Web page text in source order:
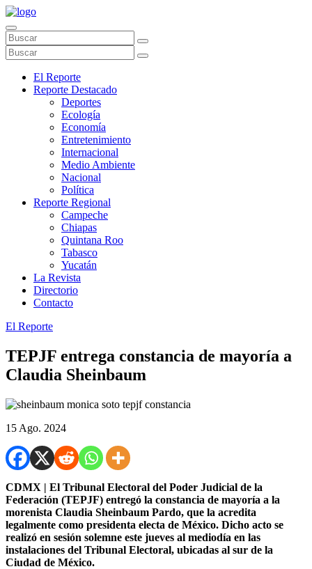
El Reporte
Reporte Destacado
Deportes
Ecología
Economía
Entretenimiento
Internacional
Medio Ambiente
Nacional
Política
Reporte Regional
Campeche
Chiapas
Quintana Roo
Tabasco
Yucatán
La Revista
Directorio
Contacto
El Reporte
TEPJF entrega constancia de mayoría a
Claudia Sheinbaum
15 Ago. 2024
CDMX | El Tribunal Electoral del Poder Judicial de la
Federación (TEPJF) entregó la constancia de mayoría a la
morenista Claudia Sheinbaum Pardo, que la acredita
legalmente como presidenta electa de México. Dicho acto se
realizó en sesión solemne este jueves al mediodía en las
instalaciones del Tribunal Electoral, ubicadas al sur de la
Ciudad de México.